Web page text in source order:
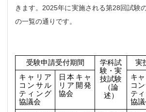
きます。2025年に実施される第28回試験
の一覧の通りです。
受験申請受付期間
学科試
験・実
技試験
（論
述）
実
キャリア
コンサル
ティング
協議会
日本キャ
リア開発
協会
キ
コ
テ
協議